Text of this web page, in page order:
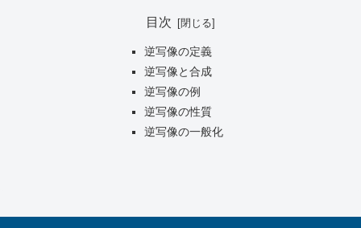
目次
逆写像の定義
逆写像と合成
逆写像の例
逆写像の性質
逆写像の一般化